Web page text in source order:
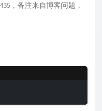
，备注来自博客问题，